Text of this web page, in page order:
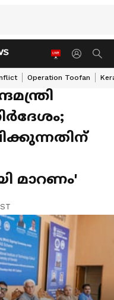
Operation Toofan
മാറണം'